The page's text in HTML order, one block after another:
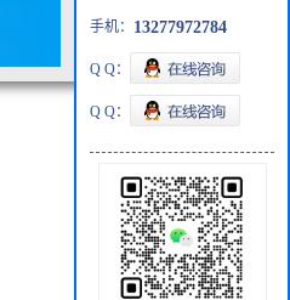
手机： 13277972784
Q Q：
Q Q：